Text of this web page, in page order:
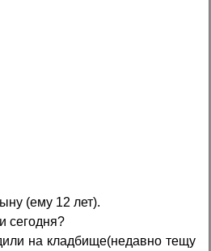
(ему 12 лет).
сегодня?
на кладбище(недавно тещу